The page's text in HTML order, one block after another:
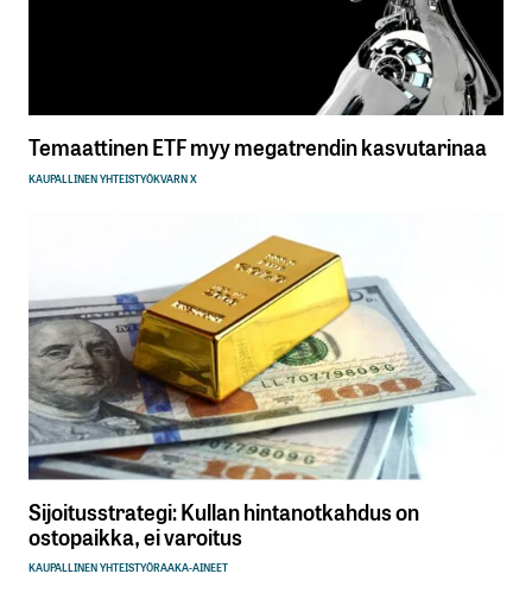
Temaattinen ETF myy megatrendin kasvutarinaa
KAUPALLINEN YHTEISTYÖKVARN X
Sijoitusstrategi: Kullan hintanotkahdus on
ostopaikka, ei varoitus
KAUPALLINEN YHTEISTYÖRAAKA-AINEET